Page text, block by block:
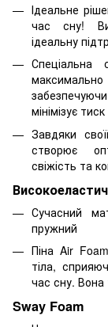
Ідеальне
час сну!
ідеальну
Спеціальна
мінімізує
Завдяки
створює
свіжість та
Сучасний
пружний
Піна Air
тіла,
час сну.
Sway Foam